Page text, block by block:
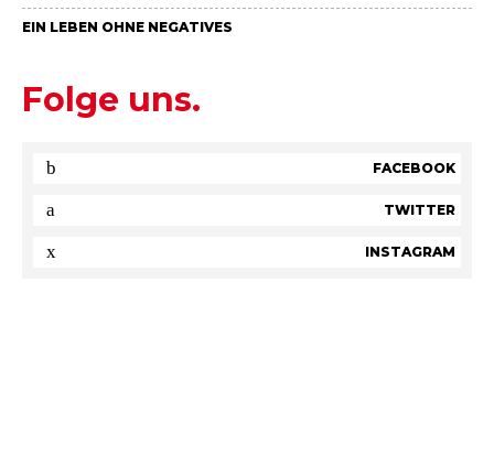
EIN LEBEN OHNE NEGATIVES
Folge uns.
FACEBOOK
TWITTER
INSTAGRAM